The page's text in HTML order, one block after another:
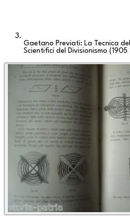
Gaetano Previati: La Tecnica
Scientifici del Divisionismo (1905